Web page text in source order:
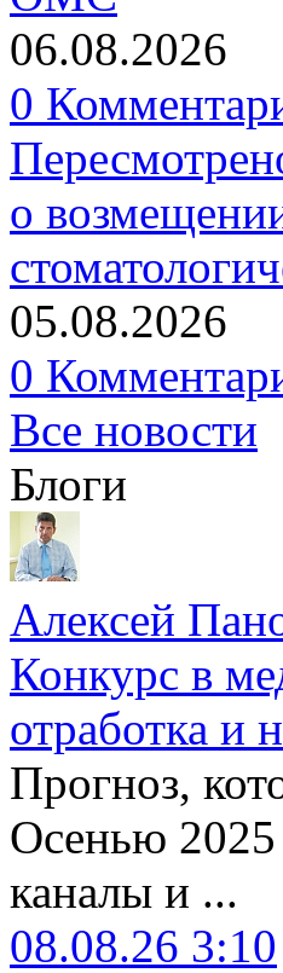
06.08.2026
0
о
05.08.2026
0
Все новости
Блоги
Алексей
Конкурс в
отработка и
Прогноз,
Осенью 2025
каналы и ...
08.08.26 3:10